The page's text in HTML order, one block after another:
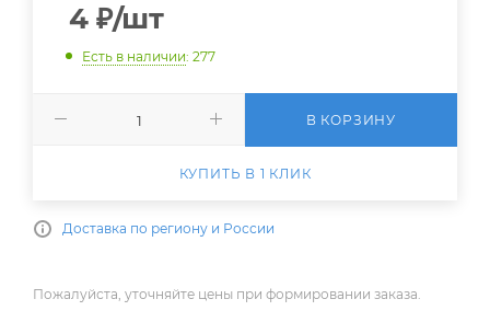
4 ₽/шт
Есть в наличии: 277
В КОРЗИНУ
КУПИТЬ В 1 КЛИК
Доставка по региону и России
Пожалуйста, уточняйте цены при формировании заказа.